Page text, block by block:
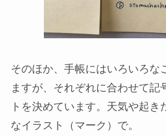
そのほか、手帳にはいろいろな
ますが、それぞれに合わせて記
トを決めています。天気や起き
なイラスト（マーク）で。